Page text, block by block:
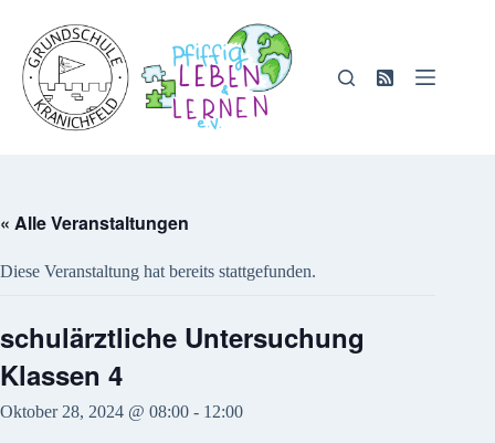
springen
« Alle Veranstaltungen
Diese Veranstaltung hat bereits stattgefunden.
schulärztliche Untersuchung
Klassen 4
Oktober 28, 2024 @ 08:00 - 12:00